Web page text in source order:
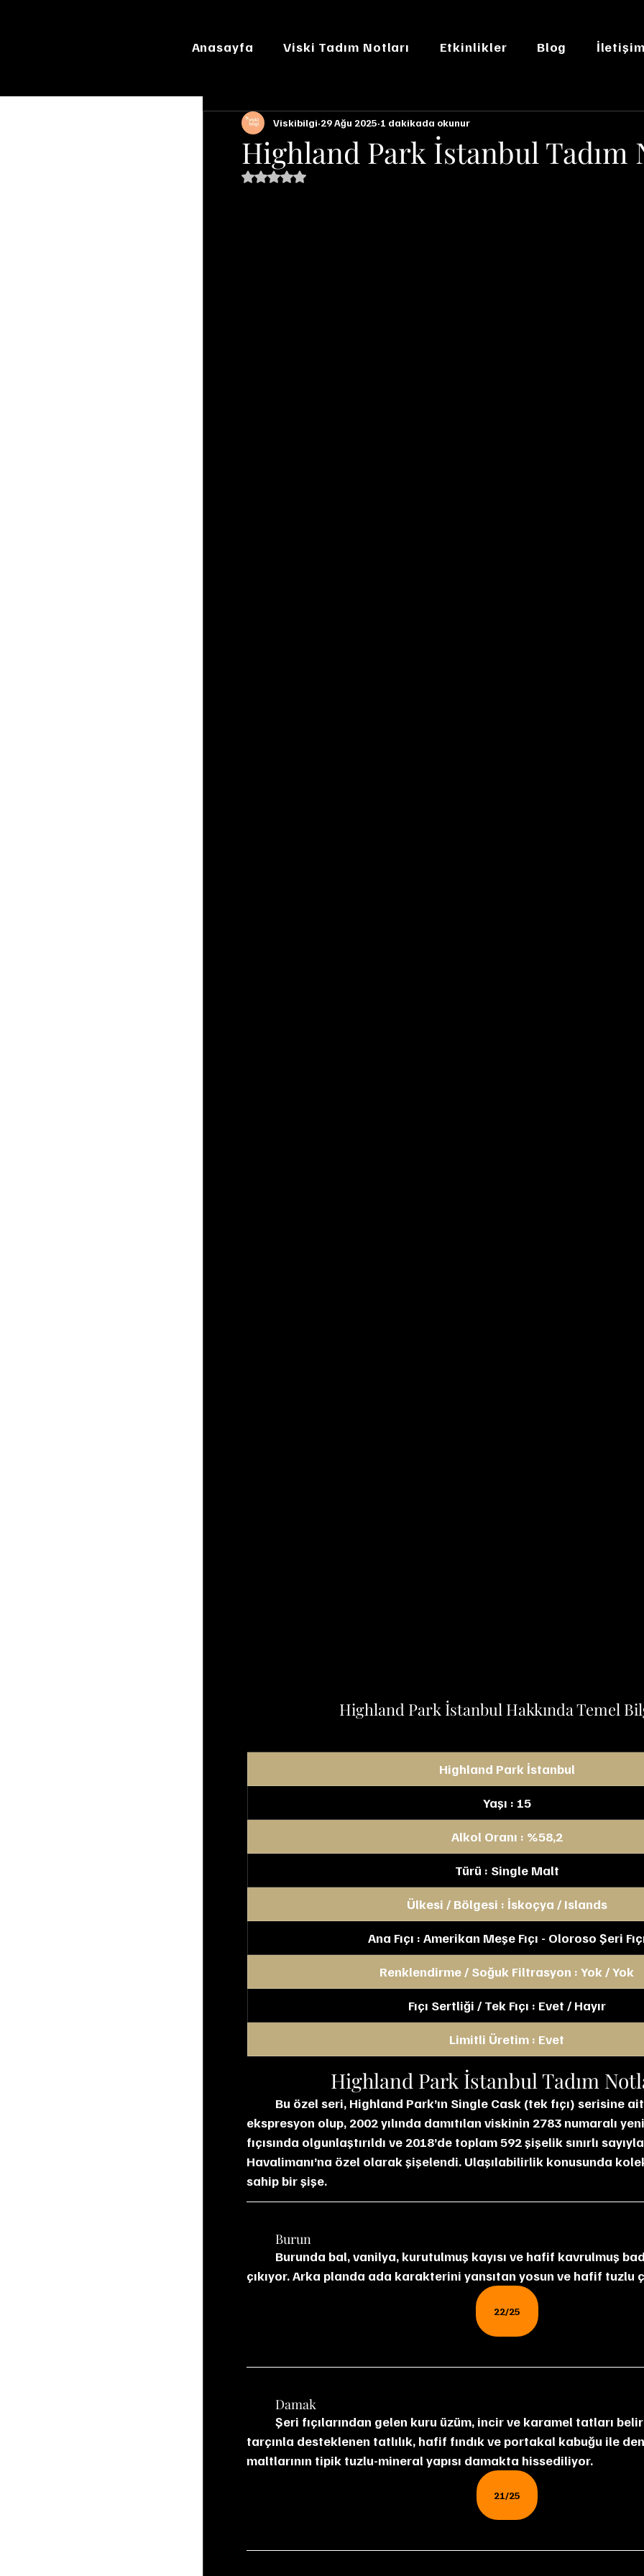
Anasayfa Viski Tadım Notları Etkinlikler Blog İletişim
Highland Park İstanbul Tadım
Viskibilgi 29 Ağu 2025 1 dakikada okunur
5 üzerinden NaN yıldız
Highland Park İstanbul Hakkında Temel
Highland Park İstanbul
Yaşı : 15
Alkol Oranı : %58,2
Türü : Single Malt
Ülkesi / Bölgesi : İskoçya / Islands
Ana Fıçı : Amerikan Meşe Fıçı - Oloroso Şeri
Renklendirme / Soğuk Filtrasyon : Yok / Yok
Fıçı Sertliği / Tek Fıçı : Evet / Hayır
Limitli Üretim : Evet
Highland Park İstanbul Tadım
Bu özel seri, Highland Park’ın Single Cask (tek fıçı) serisine
ekspresyon olup, 2002 yılında damıtılan viskinin 2783 numaralı
fıçısında olgunlaştırıldı ve 2018’de toplam 592 şişelik sınırlı
Havalimanı’na özel olarak şişelendi. Ulaşılabilirlik konusunda
sahip bir şişe.
	Burun
çıkıyor. Arka planda ada karakterini yansıtan yosun ve hafif tuzlu
22/25
	Damak
	Şeri fıçılarından gelen kuru üzüm, incir ve karamel tatları belirgin. Vanilya ve
tarçınla desteklenen tatlılık, hafif fındık ve portakal kabuğu ile
maltlarının tipik tuzlu-mineral yapısı damakta hissediliyor.
21/25